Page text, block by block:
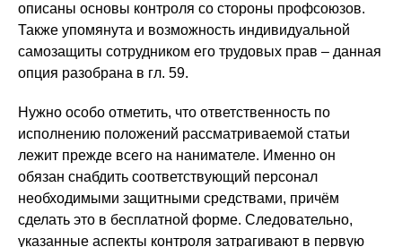
описаны основы контроля со стороны профсоюзов.
Также упомянута и возможность индивидуальной
самозащиты сотрудником его трудовых прав – данная
опция разобрана в гл. 59.
Нужно особо отметить, что ответственность по
исполнению положений рассматриваемой статьи
лежит прежде всего на нанимателе. Именно он
обязан снабдить соответствующий персонал
необходимыми защитными средствами, причём
сделать это в бесплатной форме. Следовательно,
указанные аспекты контроля затрагивают в первую